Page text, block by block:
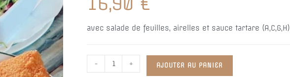
avec salade de feuilles, airelles et sauce tartare (A,C,G,H)
quantité
de
- + AJOUTER AU PANIER